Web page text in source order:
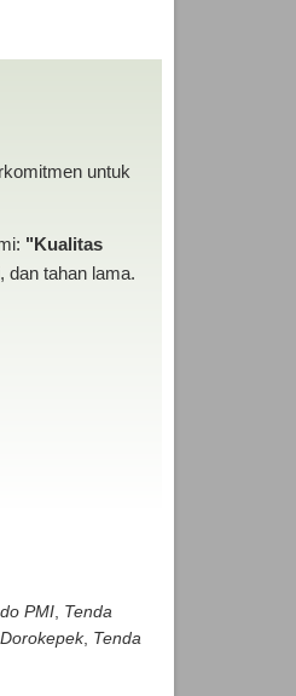
untuk
"Kualitas
dan tahan lama.
PMI, Tenda
, Tenda